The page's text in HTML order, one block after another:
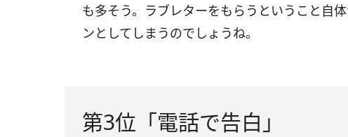
も多そう。ラブレターをもらうということ自
ンとしてしまうのでしょうね。
第3位「電話で告白」